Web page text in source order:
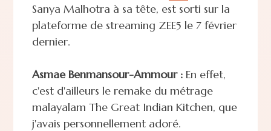
Sanya Malhotra à sa tête, est sorti sur la
plateforme de streaming ZEE5 le 7 février
dernier.
Asmae Benmansour-Ammour :En effet,
c'est d'ailleurs le remake du métrage
malayalam The Great Indian Kitchen, que
j'avais personnellement adoré.